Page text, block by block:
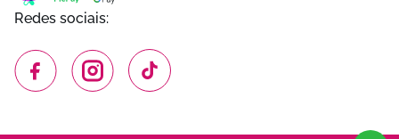
Redes sociais: